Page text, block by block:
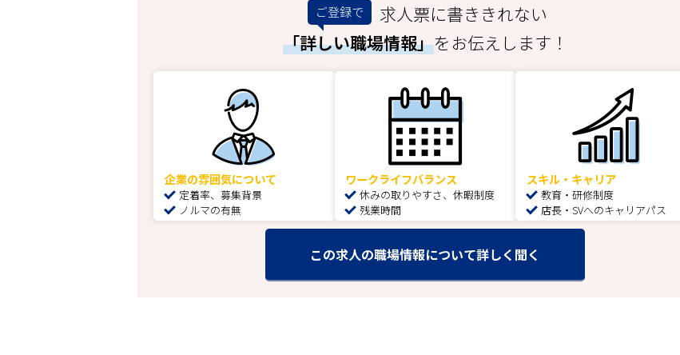
ご登録で
求人票に書ききれない
「詳しい職場情報」をお伝えします！
企業の雰囲気について
定着率、募集背景
ノルマの有無
ワークライフバランス
休みの取りやすさ、休暇制度
残業時間
スキル・キャリア
教育・研修制度
店長・SVへのキャリアパス
この求人の職場情報について詳しく聞く